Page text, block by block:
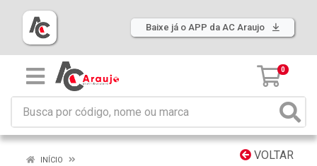
Baixe já o APP da AC Araujo
0
VOLTAR
INÍCIO